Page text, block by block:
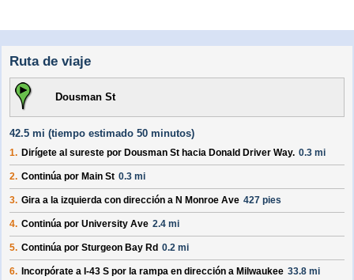
Ruta de viaje
Dousman St
42.5 mi (tiempo estimado 50 minutos)
1. Dirígete al sureste por Dousman St hacia Donald Driver Way. 0.3 mi
2. Continúa por Main St 0.3 mi
3. Gira a la izquierda con dirección a N Monroe Ave 427 pies
4. Continúa por University Ave 2.4 mi
5. Continúa por Sturgeon Bay Rd 0.2 mi
6. Incorpórate a I-43 S por la rampa en dirección a Milwaukee 33.8 mi